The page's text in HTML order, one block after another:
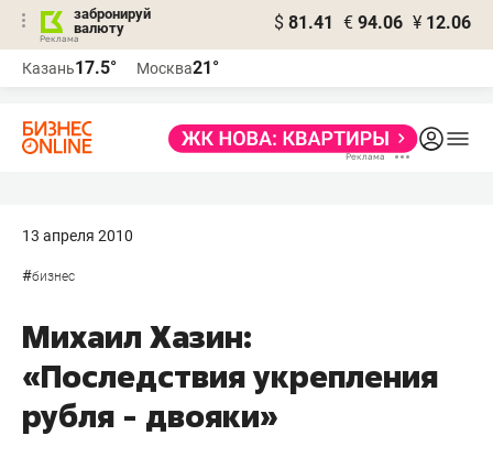
забронируй
валюту
$ 81.41 € 94.06 ¥ 12.06
Казань17.5° Москва21°
13 апреля 2010
#бизнес
Михаил Хазин:
«Последствия укрепления
рубля - двояки»